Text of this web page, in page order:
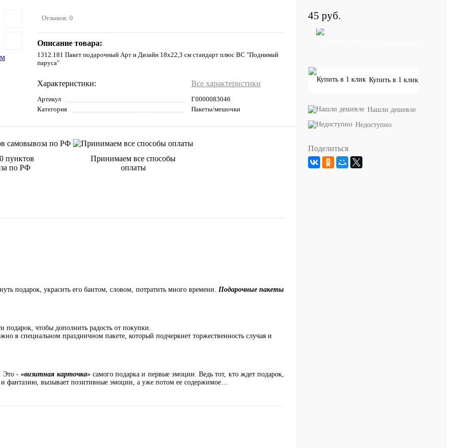
Отзывов: 0
Описание товара:
1312.181 Пакет подарочный Арт и Дизайн 18х22,3 см стандарт плюс BC "Поднимай
паруса"
Характеристики: Все характеристики
Артикул
Г0000083046
Категория
Пакеты/мешочки
пунктов
по РФ
Принимаем все способы
оплаты
подарок, украсить его бантом, словом, потратить много времени. Подарочные пакеты
чтобы дополнить радость от покупки.
в специальном праздничном пакете, который подчеркнет торжественность случая и
Это -«визитная карточка» самого подарка и первые эмоции. Ведь тот, кто ждет подарок,
фантазию, вызывает позитивные эмоции, а уже потом ее содержимое…
45 руб.
Купить в 1 клик
Нашли дешевле
Недоступно
Поделиться